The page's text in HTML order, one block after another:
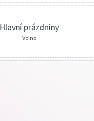
Hlavní prázdniny
Volno